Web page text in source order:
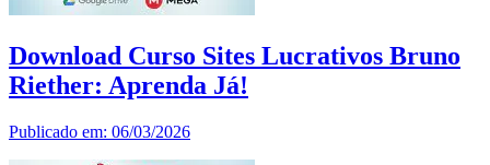
Download Curso Sites Lucrativos Bruno
Riether: Aprenda Já!
Publicado em: 06/03/2026